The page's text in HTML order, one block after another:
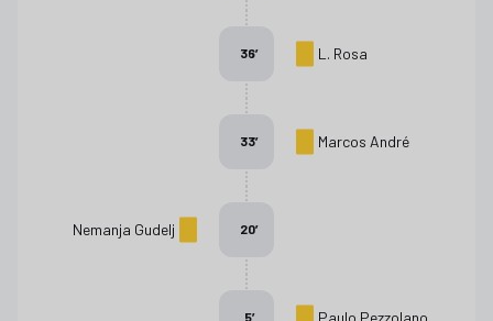
L. Rosa
36’
Marcos André
33’
Nemanja Gudelj 20’
5’